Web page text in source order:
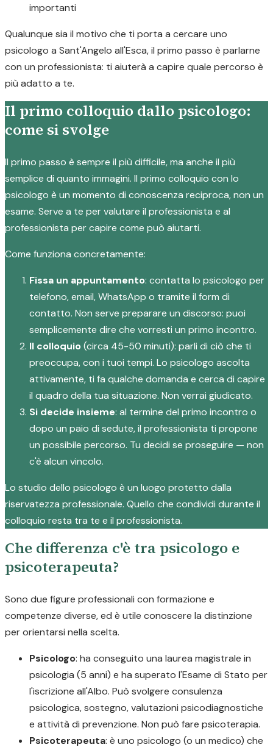
importanti
Qualunque sia il motivo che ti porta a cercare uno
psicologo a Sant'Angelo all'Esca, il primo passo è parlarne
con un professionista: ti aiuterà a capire quale percorso è
più adatto a te.
Il primo colloquio dallo psicologo:
come si svolge
Il primo passo è sempre il più difficile, ma anche il più
semplice di quanto immagini. Il primo colloquio con lo
psicologo è un momento di conoscenza reciproca, non un
esame. Serve a te per valutare il professionista e al
professionista per capire come può aiutarti.
Come funziona concretamente:
Fissa un appuntamento: contatta lo psicologo per
telefono, email, WhatsApp o tramite il form di
contatto. Non serve preparare un discorso: puoi
semplicemente dire che vorresti un primo incontro.
Il colloquio(circa 45-50 minuti): parli di ciò che ti
preoccupa, con i tuoi tempi. Lo psicologo ascolta
attivamente, ti fa qualche domanda e cerca di capire
il quadro della tua situazione. Non verrai giudicato.
Si decide insieme: al termine del primo incontro o
dopo un paio di sedute, il professionista ti propone
un possibile percorso. Tu decidi se proseguire — non
c'è alcun vincolo.
Lo studio dello psicologo è un luogo protetto dalla
riservatezza professionale. Quello che condividi durante il
colloquio resta tra te e il professionista.
Che differenza c'è tra psicologo e
psicoterapeuta?
Sono due figure professionali con formazione e
competenze diverse, ed è utile conoscere la distinzione
per orientarsi nella scelta.
Psicologo: ha conseguito una laurea magistrale in
psicologia (5 anni) e ha superato l'Esame di Stato per
l'iscrizione all'Albo. Può svolgere consulenza
psicologica, sostegno, valutazioni psicodiagnostiche
e attività di prevenzione. Non può fare psicoterapia.
Psicoterapeuta: è uno psicologo (o un medico) che